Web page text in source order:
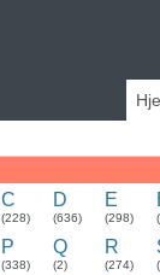
C
(228)
D
(636)
E
(298)
P
(338)
Q
(2)
R
(274)